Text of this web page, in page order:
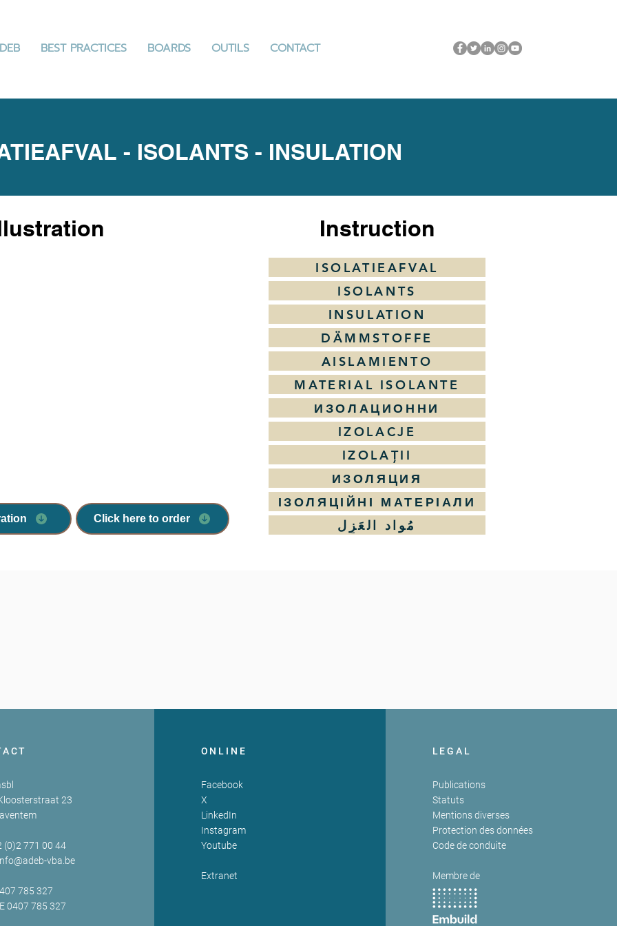
BEST PRACTICES BOARDS OUTILS CONTACT
- ISOLANTS - INSULATION
Click here to order
Instruction
ISOLATIEAFVAL
ISOLANTS
INSULATION
DÄMMSTOFFE
AISLAMIENTO
MATERIAL ISOLANTE
ИЗОЛАЦИОННИ
IZOLACJE
IZOLAȚII
ИЗОЛЯЦИЯ
ІЗОЛЯЦІЙНІ МАТЕРІАЛИ
مُواد العَزِل
23
(0)2 771 00 44
vba.be
785 327
0407 785 327
ONLINE
Facebook
X
LinkedIn
Instagram
Youtube
Extranet
LEGAL
Publications
Statuts
Mentions diverses
Protection des données
Code de conduite
Membre de